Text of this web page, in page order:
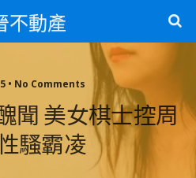
不動產
• No Comments
聞 美女棋士控周
騷霸凌